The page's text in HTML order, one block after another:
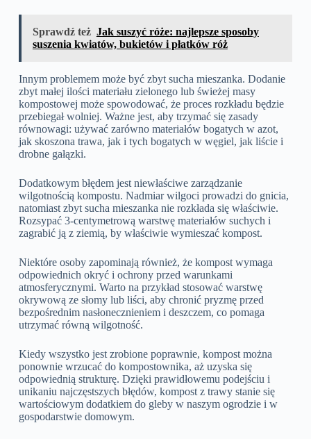
Sprawdź też Jak suszyć róże: najlepsze sposoby
suszenia kwiatów, bukietów i płatków róż
Innym problemem może być zbyt sucha mieszanka. Dodanie
zbyt małej ilości materiału zielonego lub świeżej masy
kompostowej może spowodować, że proces rozkładu będzie
przebiegał wolniej. Ważne jest, aby trzymać się zasady
równowagi: używać zarówno materiałów bogatych w azot,
jak skoszona trawa, jak i tych bogatych w węgiel, jak liście i
drobne gałązki.
Dodatkowym błędem jest niewłaściwe zarządzanie
wilgotnością kompostu. Nadmiar wilgoci prowadzi do gnicia,
natomiast zbyt sucha mieszanka nie rozkłada się właściwie.
Rozsypać 3-centymetrową warstwę materiałów suchych i
zagrabić ją z ziemią, by właściwie wymieszać kompost.
Niektóre osoby zapominają również, że kompost wymaga
odpowiednich okryć i ochrony przed warunkami
atmosferycznymi. Warto na przykład stosować warstwę
okrywową ze słomy lub liści, aby chronić pryzmę przed
bezpośrednim nasłonecznieniem i deszczem, co pomaga
utrzymać równą wilgotność.
Kiedy wszystko jest zrobione poprawnie, kompost można
ponownie wrzucać do kompostownika, aż uzyska się
odpowiednią strukturę. Dzięki prawidłowemu podejściu i
unikaniu najczęstszych błędów, kompost z trawy stanie się
wartościowym dodatkiem do gleby w naszym ogrodzie i w
gospodarstwie domowym.